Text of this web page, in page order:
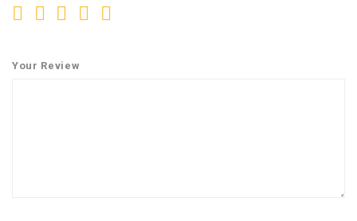
Your Review